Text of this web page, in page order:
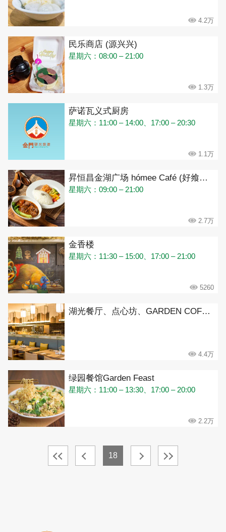
4.2万
民乐商店 (源兴兴)
星期六：08:00 – 21:00
1.3万
萨诺瓦义式厨房
星期六：11:00 – 14:00、17:00 – 20:30
1.1万
昇恒昌金湖广场 hómee Café (好飨咖啡)
星期六：09:00 – 21:00
2.7万
金香楼
星期六：11:30 – 15:00、17:00 – 21:00
5260
湖光餐厅、点心坊、GARDEN COFFEE(金湖饭店)
4.4万
绿园餐馆Garden Feast
星期六：11:00 – 13:30、17:00 – 20:00
2.2万
18